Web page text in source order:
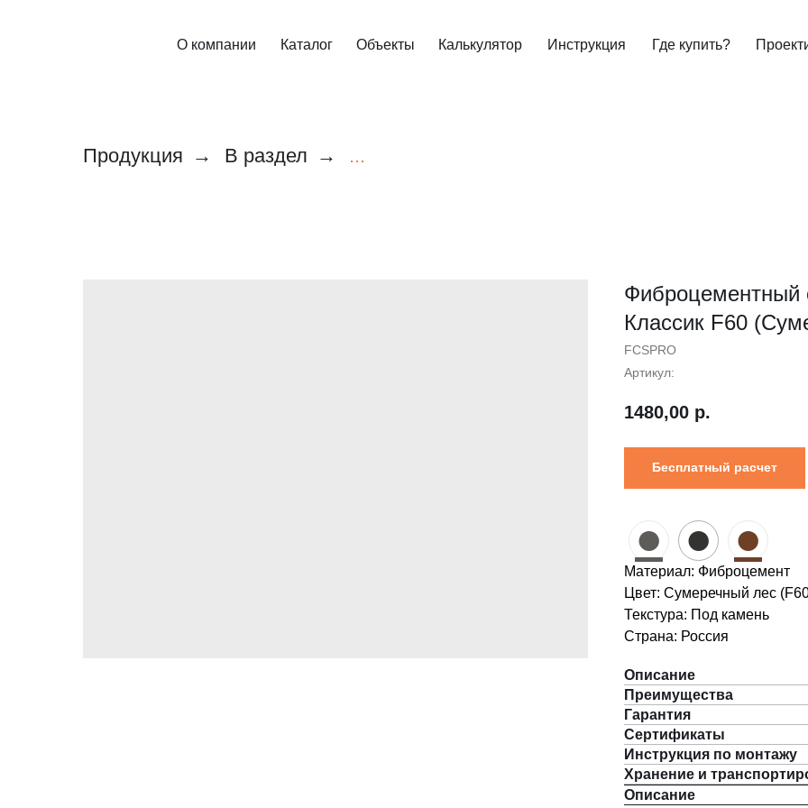
О компании Каталог Объекты Где купить?
Калькулятор Инструкция
Продукция → В раздел → ...
Фиброцементный
Классик F60
FCSPRO
Артикул:
1480,00 р.
Бесплатный расчет
● ● ●
Материал: Фиброцемент
Цвет: Сумеречный лес
Текстура: Под камень
Страна: Россия
Описание
Преимущества
Гарантия
Сертификаты
Инструкция по монтажу
Хранение и
Описание